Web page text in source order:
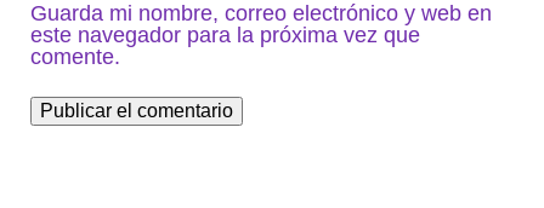
Guarda mi nombre, correo electrónico y web en
este navegador para la próxima vez que
comente.